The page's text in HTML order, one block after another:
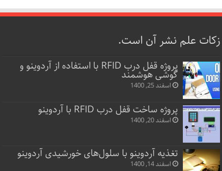
زکات علم نشر آن است.
پروژه قفل‌ درب RFID با استفاده از آردوینو و
گوشی هوشمند
اسفند 25, 1400
پروژه ساخت قفل‌ درب RFID با آردوینو
اسفند 20, 1400
تغذیه آردوینو با سلول‌های خورشیدی آردوینو
اسفند 14, 1400